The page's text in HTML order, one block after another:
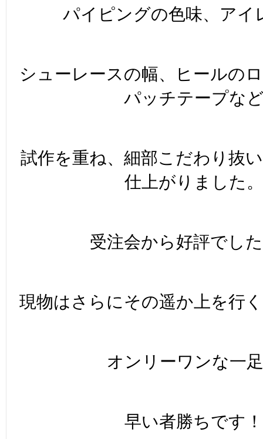
パイピングの色味、アイ
シューレースの幅、ヒールの
パッチテープな
試作を重ね、細部こだわり抜
仕上がりました。
受注会から好評でし
現物はさらにその遥か上を行
オンリーワンな一
早い者勝ちです！